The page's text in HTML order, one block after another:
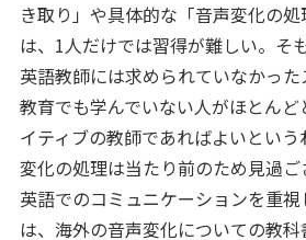
き取り」や具体的な「音声変化の
は、1人だけでは習得が難しい。そ
英語教師には求められていなかっ
教育でも学んでいない人がほとん
イティブの教師であればよいとい
変化の処理は当たり前のため見過ご
英語でのコミュニケーションを重
は、海外の音声変化についての教